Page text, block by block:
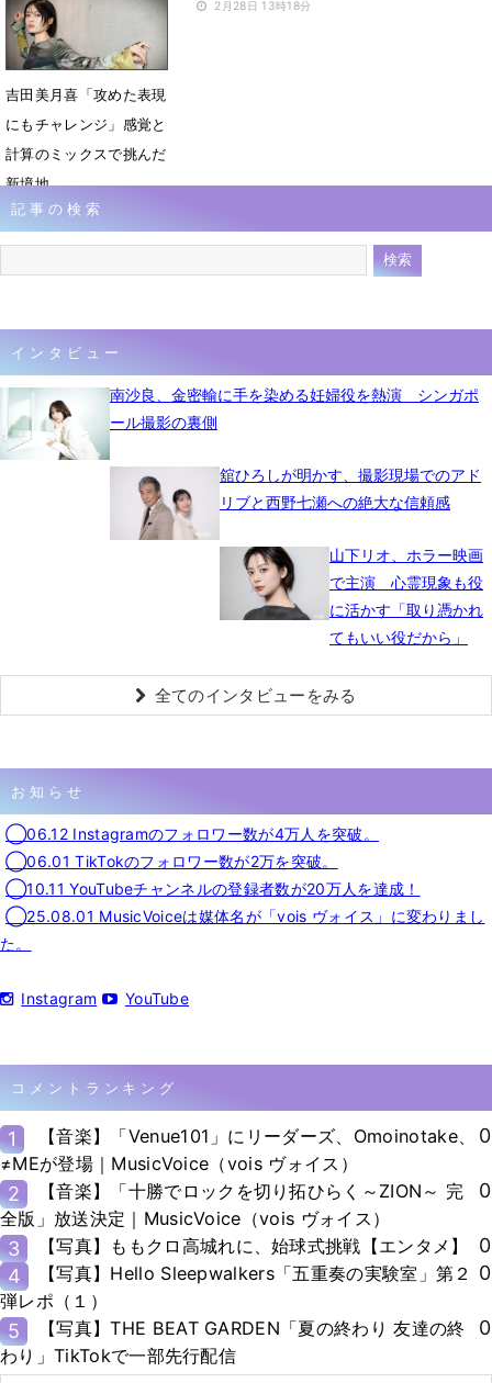
男役
3月6日 17時38分
2月28日 13時18分
吉田美月喜「攻めた表現
にもチャレンジ」感覚と
計算のミックスで挑んだ
新境地
1月17日 08時00分
記事の検索
インタビュー
南沙良、金密輸に手を染める妊婦役を熱演 シンガポ
ール撮影の裏側
舘ひろしが明かす、撮影現場でのアド
リブと西野七瀬への絶大な信頼感
山下リオ、ホラー映画
で主演 心霊現象も役
に活かす「取り憑かれ
てもいい役だから」
全てのインタビューをみる
お知らせ
◯06.12 Instagramのフォロワー数が4万人を突破。
◯06.01 TikTokのフォロワー数が2万を突破。
◯10.11 YouTubeチャンネルの登録者数が20万人を達成！
◯25.08.01 MusicVoiceは媒体名が「vois ヴォイス」に変わりまし
た。
Instagram YouTube
コメントランキング
1
【音楽】「Venue101」にリーダーズ、Omoinotake、
≠MEが登場｜MusicVoice（vois ヴォイス）
0
2
【音楽】「十勝でロックを切り拓ひらく～ZION～ 完
全版」放送決定｜MusicVoice（vois ヴォイス）
0
3 【写真】ももクロ高城れに、始球式挑戦【エンタメ】
0
4
【写真】Hello Sleepwalkers「五重奏の実験室」第２
弾レポ（１）
0
5
【写真】THE BEAT GARDEN「夏の終わり 友達の終
わり」TikTokで一部先行配信
0